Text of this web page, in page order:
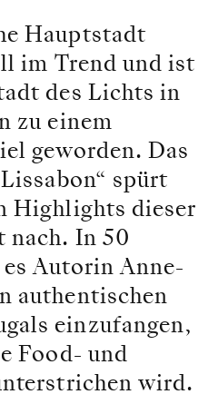
Hauptstadt
im Trend und ist
des Lichts in
zu einem
geworden. Das
spürt
Highlights dieser
nach. In 50
Autorin Anne-
authentischen
einzufangen,
Food- und
wird.